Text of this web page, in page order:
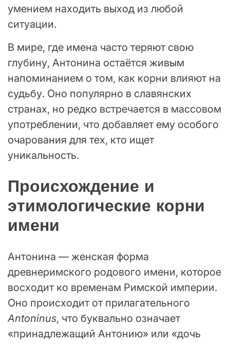
умением находить выход из любой
ситуации.
В мире, где имена часто теряют свою
глубину, Антонина остаётся живым
напоминанием о том, как корни влияют на
судьбу. Оно популярно в славянских
странах, но редко встречается в массовом
употреблении, что добавляет ему особого
очарования для тех, кто ищет
уникальность.
Происхождение и
этимологические корни
имени
Антонина — женская форма
древнеримского родового имени, которое
восходит ко временам Римской империи.
Оно происходит от прилагательного
Antoninus, что буквально означает
«принадлежащий Антонию» или «дочь